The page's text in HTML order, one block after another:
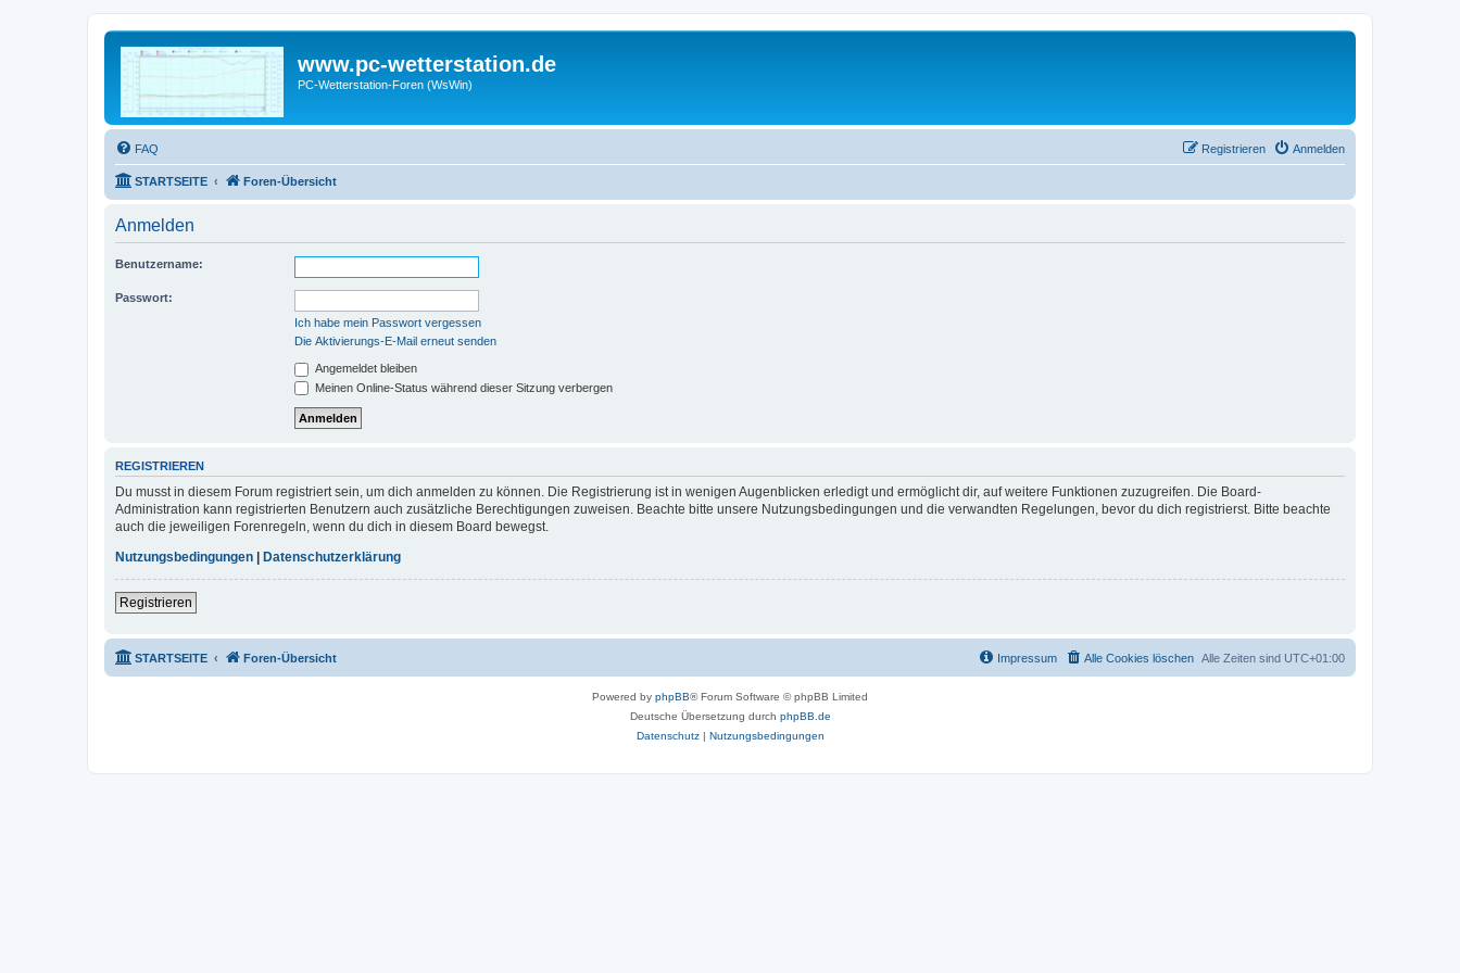
www.pc-wetterstation.de
PC-Wetterstation-Foren (WsWin)
FAQ Anmelden
Registrieren
STARTSEITE Foren-Übersicht
Anmelden
Benutzername:
Passwort:
Ich habe mein Passwort vergessen
Die Aktivierungs-E-Mail erneut senden
Angemeldet bleiben
Meinen Online-Status während dieser Sitzung verbergen
REGISTRIEREN
Du musst in diesem Forum registriert sein, um dich anmelden zu können. Die Registrierung ist in wenigen Augenblicken erledigt und ermöglicht dir, auf weitere Funktionen zuzugreifen. Die Board-
Administration kann registrierten Benutzern auch zusätzliche Berechtigungen zuweisen. Beachte bitte unsere Nutzungsbedingungen und die verwandten Regelungen, bevor du dich registrierst. Bitte beachte
auch die jeweiligen Forenregeln, wenn du dich in diesem Board bewegst.
Nutzungsbedingungen | Datenschutzerklärung
Registrieren
STARTSEITE Foren-Übersicht Alle Zeiten sind UTC+01:00
Alle Cookies löschen
Impressum
Powered by phpBB® Forum Software © phpBB Limited
Deutsche Übersetzung durch phpBB.de
Datenschutz| Nutzungsbedingungen